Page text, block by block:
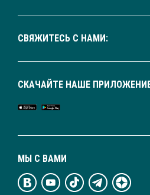
СВЯЖИТЕСЬ С НАМИ:
МЫ С ВАМИ
СКАЧАЙТЕ НАШЕ